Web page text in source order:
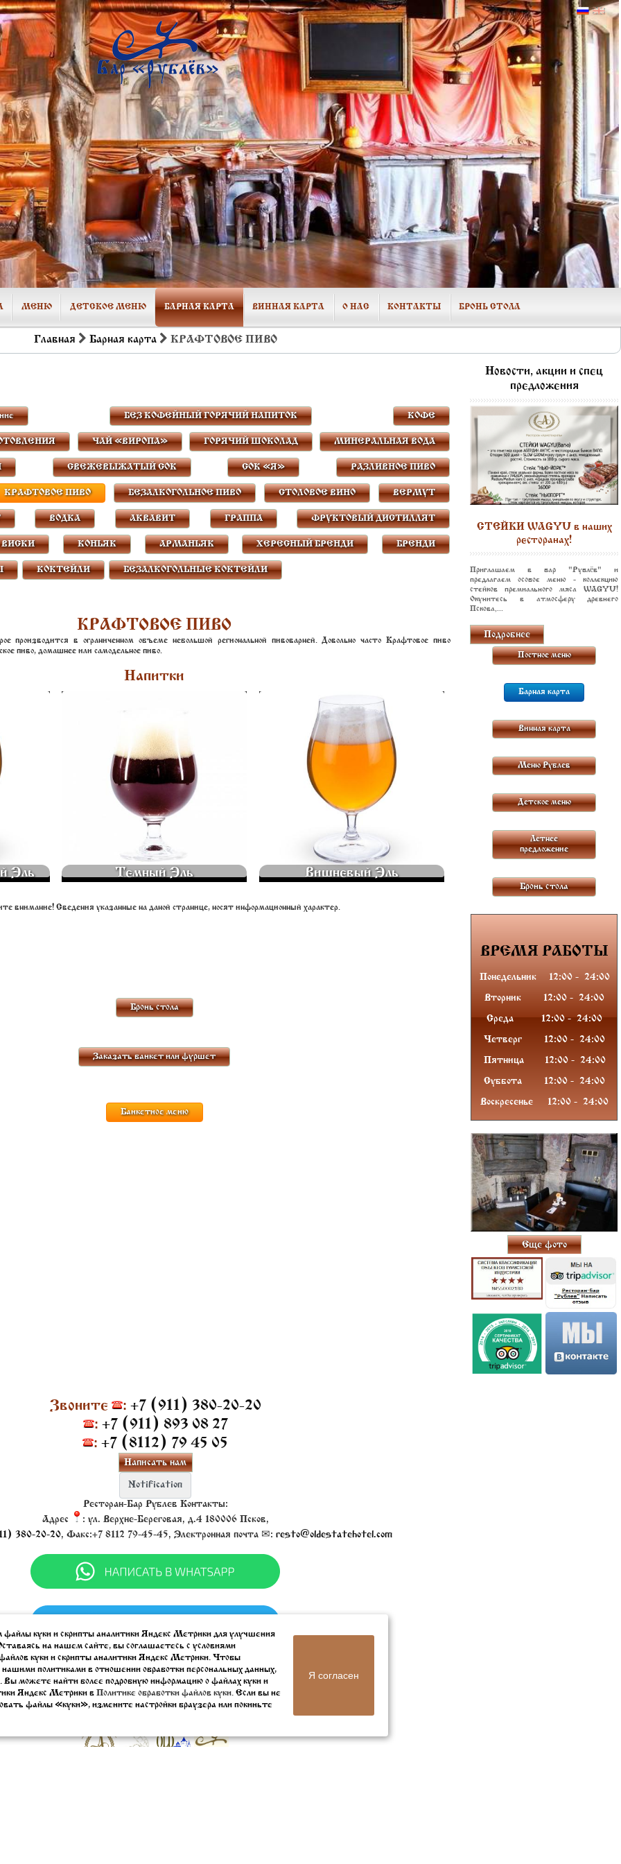
ДЕТСКОЕ МЕНЮ
МЕНЮ БАРНАЯ КАРТА ВИННАЯ КАРТА О НАС КОНТАКТЫ БРОНЬ СТОЛА
Главная Барная карта КРАФТОВОЕ ПИВО
БЕЗ КОФЕЙНЫЙ ГОРЯЧИЙ НАПИТОК КОФЕ
ЧАЙ «ВИРОПА» ГОРЯЧИЙ ШОКОЛАД МИНЕРАЛЬНАЯ ВОДА
СВЕЖЕВЫЖАТЫЙ СОК СОК «Я» РАЗЛИВНОЕ ПИВО
КРАФТОВОЕ ПИВО БЕЗАЛКОГОЛЬНОЕ ПИВО СТОЛОВОЕ ВИНО ВЕРМУТ
ВОДКА АКВАВИТ ГРАППА ФРУКТОВЫЙ ДИСТИЛЛЯТ
ВИСКИ КОНЬЯК АРМАНЬЯК ХЕРЕСНЫЙ БРЕНДИ БРЕНДИ
КОКТЕЙЛИ БЕЗАЛКОГОЛЬНЫЕ КОКТЕЙЛИ
КРАФТОВОЕ ПИВО
производится в ограниченном объеме небольшой региональной пивоварней. Довольно часто Крафтовое пиво
пиво, домашнее или самодельное пиво.
Напитки
Эль
МЛ.
Темный Эль Вишневый Эль
ВИШНЕВЫЙ ЭЛЬ 375 МЛ.
внимание! Сведения указанные на даной странице, носят информационный характер.
Бронь стола
Заказать банкет или фуршет
Банкетное меню
Новости, акции и спец
предложения
СТЕЙКИ WAGYU в наших
ресторанах!
Приглашаем в бар "Рублёв" и
предлагаем особое меню - коллекцию
стейков премиального мяса WAGYU!
Окунитесь в атмосферу древнего
Пскова,...
Подробнее
Постное меню
Барная карта
Винная карта
Меню Рублев
Детское меню
Летнее
предложение
Бронь стола
ВРЕМЯ РАБОТЫ
Понедельник 12:00 -24:00
Вторник 12:00 - 24:00
Среда 12:00 -24:00
Четверг 12:00 -24:00
Пятница 12:00 -24:00
Суббота 12:00 -24:00
Воскресенье 12:00 - 24:00
Еще фото
Звоните : +7 (911) 380-20-20
: +7 (911) 893 08 27
: +7 (8112) 79 45 05
Написать нам
Ресторан-Бар Рублев
Контакты:
Адрес
: ул. Верхне-Береговая, д.4 180006 Псков,
380-20-20, Факс:+7 8112 79-45-45, Электронная почта ✉: resto@oldestatehotel.com
куки и скрипты аналитики Яндекс Метрики для улучшения
на нашем сайте, вы соглашаетесь с условиями
куки и скрипты аналитики Яндекс Метрики. Чтобы
нашими политиками в отношении обработки персональных данных,
. Вы можете найти более подробную информацию о файлах куки и
Яндекс Метрики в Политике обработки файлов куки. Если вы не
файлы «куки», измените настройки браузера или покиньте
Я согласен